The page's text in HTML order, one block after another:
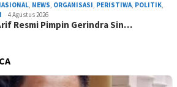
, NEWS, ORGANISASI, PERISTIWA, POLITIK,
4 Agustus 2026
Resmi Pimpin Gerindra Sin…